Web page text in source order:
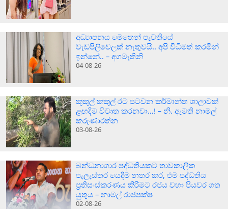
අධ්‍යාපනය මෙතෙන් පැවතියේ
වැඩපිලිවෙලක් නැතුවයි.. අපි විධිමත් කරමින්
ඉන්නේ.. – අගමැතිනි
04-08-26
කුකුල් කකුල් රට පටවන කර්මාන්ත ශාලාවක්
ළඟදිම විවෘත කරනවා…! – නි. ඇමති නාමල්
කරුණාරත්න
03-08-26
බන්ධනාගාර පද්ධතියකට තාවකාලික
පැලැස්තර යෙදීම නතර කර, එම පද්ධතිය
ප්‍රතිසංස්කරණය කිරීමට රජය වහා පියවර ගත
යුතුය – නාමල් රාජපක්ෂ
02-08-26